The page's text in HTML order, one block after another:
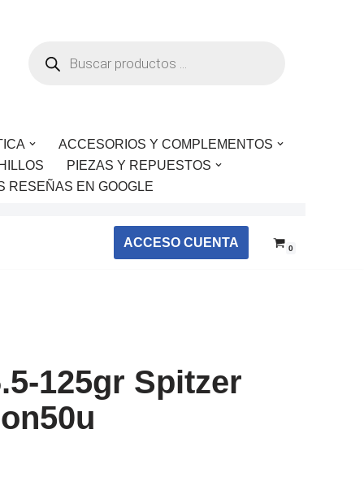
ACCESORIOS Y COMPLEMENTOS
PIEZAS Y REPUESTOS
RESEÑAS EN GOOGLE
ACCESO CUENTA 0
125gr Spitzer